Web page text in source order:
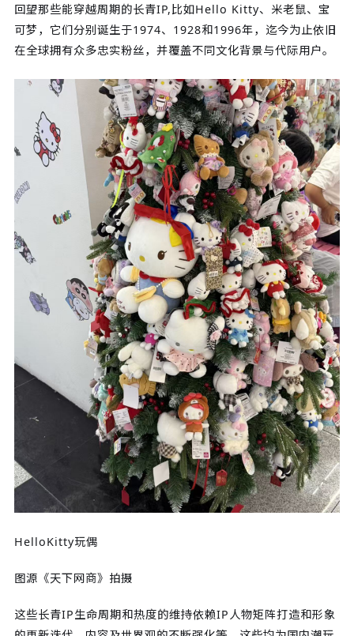
回望那些能穿越周期的长青IP,比如Hello Kitty、米老鼠、宝
可梦，它们分别诞生于1974、1928和1996年，迄今为止依旧
在全球拥有众多忠实粉丝，并覆盖不同文化背景与代际用户。
HelloKitty玩偶
图源《天下网商》拍摄
这些长青IP生命周期和热度的维持依赖IP人物矩阵打造和形象